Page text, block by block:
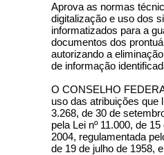
Aprova as normas
digitalização e uso dos
informatizados para a
documentos dos
autorizando a
de informação
O CONSELHO
uso das atribuições que
3.268, de 30 de
pela Lei nº 11.000, de
2004, regulamentada
de 19 de julho de 1958, e